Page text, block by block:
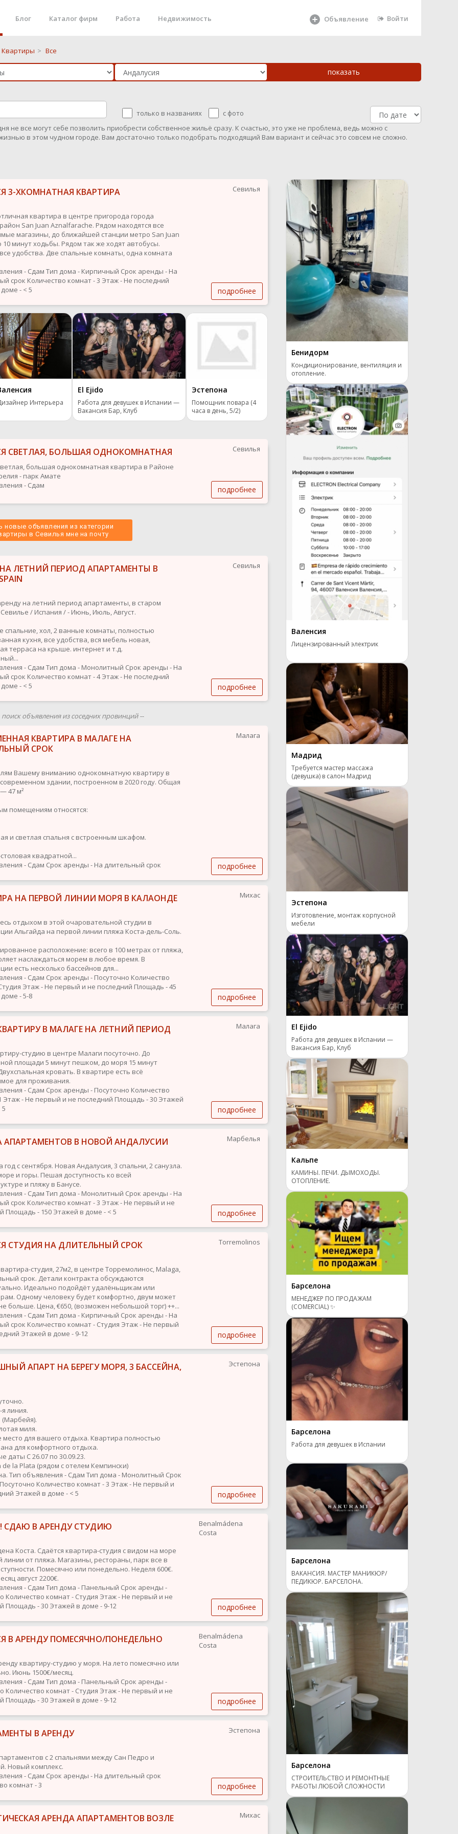
Блог Каталог фирм Работа Недвижимость Объявление Войти
Квартиры > Все
только в названиях
с фото
не все могут себе позволить приобрести собственное жильё сразу. К счастью, это уже не проблема, ведь можно с
в этом чудном городе. Вам достаточно только подобрать подходящий Вам вариант и сейчас это совсем не сложно.
3-ХКОМНАТНАЯ КВАРТИРА
квартира в центре пригорода города
San Juan Aznalfarache. Рядом находятся все
магазины, до ближайшей станции метро San Juan
10 минут ходьбы. Рядом так же ходят автобусы.
удобства. Две спальные комнаты, одна комната
- Сдам Тип дома - Кирпичный Срок аренды - На
срок Количество комнат - 3 Этаж - Не последний
- < 5
Севилья
подробнее
Интерьера
El Ejido
Работа для девушек в Испании —
Вакансия Бар, Клуб
Эстепона
Помощник повара (4
часа в день, 5/2)
СВЕТЛАЯ, БОЛЬШАЯ ОДНОКОМНАТНАЯ
большая однокомнатная квартира в Районе
- парк Амате
- Сдам
Севилья
подробнее
новые объявления из категории
в Севилья мне на почту
ЛЕТНИЙ ПЕРИОД АПАРТАМЕНТЫ В
на летний период апартаменты, в старом
/ Испания / - Июнь, Июль, Август.
спальние, хол, 2 ванные комнаты, полностью
кухня, все удобства, вся мебель новая,
терраса на крыше. интернет и т.д.
- Сдам Тип дома - Монолитный Срок аренды - На
срок Количество комнат - 4 Этаж - Не последний
- < 5
Севилья
подробнее
объявления из соседних провинций --
КВАРТИРА В МАЛАГЕ НА
СРОК
Вашему вниманию однокомнатную квартиру в
здании, построенном в 2020 году. Общая
47 м²
помещениям относятся:
и светлая спальня с встроенным шкафом.
квадратной...
- Сдам Срок аренды - На длительный срок
Малага
подробнее
НА ПЕРВОЙ ЛИНИИ МОРЯ В КАЛАОНДЕ
отдыхом в этой очаровательной студии в
Альгайда на первой линии пляжа Коста-дель-Соль.
расположение: всего в 100 метрах от пляжа,
наслаждаться морем в любое время. В
есть несколько бассейнов для...
- Сдам Срок аренды - Посуточно Количество
Этаж - Не первый и не последний Площадь - 45
- 5-8
Михас
подробнее
В МАЛАГЕ НА ЛЕТНИЙ ПЕРИОД
студию в центре Малаги посуточно. До
площади 5 минут пешком, до моря 15 минут
кровать. В квартире есть всё
для проживания.
- Сдам Срок аренды - Посуточно Количество
Этаж - Не первый и не последний Площадь - 30 Этажей
Малага
подробнее
АПАРТАМЕНТОВ В НОВОЙ АНДАЛУСИИ
год с сентября. Новая Андалусия, 3 спальни, 2 санузла.
и горы. Пешая доступность ко всей
и пляжу в Банусе.
- Сдам Тип дома - Монолитный Срок аренды - На
срок Количество комнат - 3 Этаж - Не первый и не
Площадь - 150 Этажей в доме - < 5
Марбелья
подробнее
СТУДИЯ НА ДЛИТЕЛЬНЫЙ СРОК
студия, 27м2, в центре Торремолинос, Malaga,
срок. Детали контракта обсуждаются
Идеально подойдёт удалёньщикам или
Одному человеку будет комфортно, двум может
больше. Цена, €650, (возможен небольшой торг) ++...
- Сдам Тип дома - Кирпичный Срок аренды - На
срок Количество комнат - Студия Этаж - Не первый
Этажей в доме - 9-12
Torremolinos
подробнее
АПАРТ НА БЕРЕГУ МОРЯ, 3 БАССЕЙНА,
линия.
(Марбейя).
миля.
место для вашего отдыха. Квартира полностью
для комфортного отдыха.
даты С 26.07 по 30.09.23.
de la Plata (рядом с отелем Кемпински)
Тип объявления - Сдам Тип дома - Монолитный Срок
Количество комнат - 3 Этаж - Не первый и
Этажей в доме - < 5
Эстепона
подробнее
СДАЮ В АРЕНДУ СТУДИЮ
Коста. Сдаётся квартира-студия с видом на море
линии от пляжа. Магазины, рестораны, парк все в
Помесячно или понедельно. Неделя 600€.
август 2200€.
- Сдам Тип дома - Панельный Срок аренды -
Количество комнат - Студия Этаж - Не первый и не
Площадь - 30 Этажей в доме - 9-12
Benalmádena
Costa
подробнее
В АРЕНДУ ПОМЕСЯЧНО/ПОНЕДЕЛЬНО
квартиру-студию у моря. На лето помесячно или
Июнь 1500€/месяц.
- Сдам Тип дома - Панельный Срок аренды -
Количество комнат - Студия Этаж - Не первый и не
Площадь - 30 Этажей в доме - 9-12
Benalmádena
Costa
подробнее
В АРЕНДУ
с 2 спальнями между Сан Педро и
Новый комплекс.
- Сдам Срок аренды - На длительный срок
комнат - 3
Эстепона
подробнее
АРЕНДА АПАРТАМЕНТОВ ВОЗЛЕ Михас
Бенидорм
Кондиционирование, вентиляция и
отопление.
Валенсия
Лицензированный электрик
Мадрид
Требуется мастер массажа
(девушка) в салон Мадрид
Эстепона
Изготовление, монтаж корпусной
мебели
El Ejido
Работа для девушек в Испании —
Вакансия Бар, Клуб
Кальпе
КАМИНЫ. ПЕЧИ. ДЫМОХОДЫ.
ОТОПЛЕНИЕ.
Барселона
МЕНЕДЖЕР ПО ПРОДАЖАМ
(COMERCIAL) ✨
Барселона
Работа для девушек в Испании
Барселона
ВАКАНСИЯ. МАСТЕР МАНИКЮР/
ПЕДИКЮР. БАРСЕЛОНА.
Барселона
СТРОИТЕЛЬСТВО И РЕМОНТНЫЕ
РАБОТЫ ЛЮБОЙ СЛОЖНОСТИ